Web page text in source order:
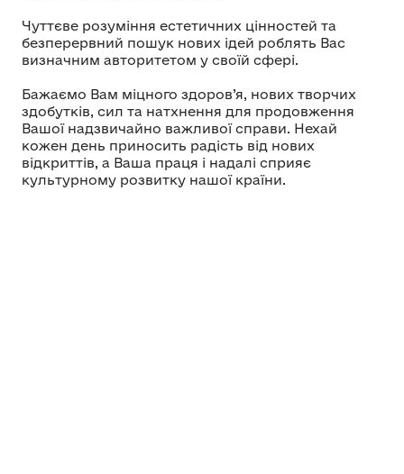
Чуттєве розуміння естетичних цінностей та
безперервний пошук нових ідей роблять Вас
визначним авторитетом у своїй сфері.
Бажаємо Вам міцного здоров’я, нових творчих
здобутків, сил та натхнення для продовження
Вашої надзвичайно важливої справи. Нехай
кожен день приносить радість від нових
відкриттів, а Ваша праця і надалі сприяє
культурному розвитку нашої країни.